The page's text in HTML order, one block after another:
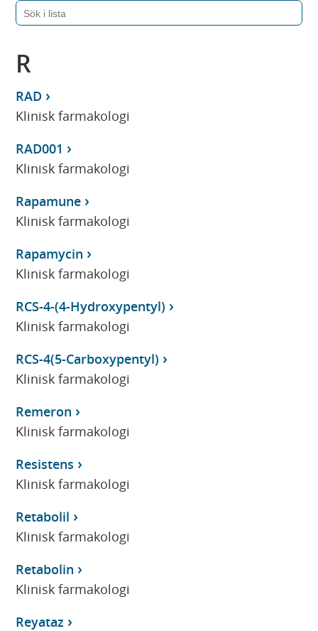
R
RAD
Klinisk farmakologi
RAD001
Klinisk farmakologi
Rapamune
Klinisk farmakologi
Rapamycin
Klinisk farmakologi
RCS-4-(4-Hydroxypentyl)
Klinisk farmakologi
RCS-4(5-Carboxypentyl)
Klinisk farmakologi
Remeron
Klinisk farmakologi
Resistens
Klinisk farmakologi
Retabolil
Klinisk farmakologi
Retabolin
Klinisk farmakologi
Reyataz